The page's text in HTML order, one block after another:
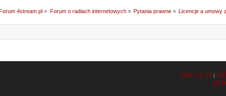
4stream.pl » Forum o radiach internetowych» Pytania prawne» Licencje a umowy
SMF 2.0.19 |